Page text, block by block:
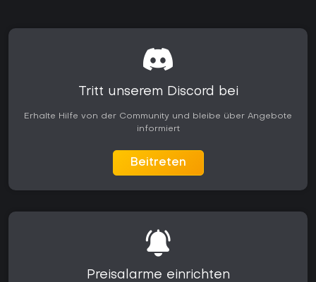
Tritt unserem Discord bei
Erhalte Hilfe von der Community und bleibe über Angebote
informiert
Beitreten
Preisalarme einrichten